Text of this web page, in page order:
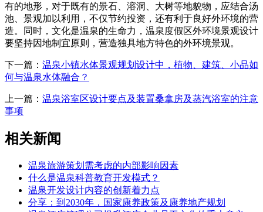
有的地形，对于既有的景石、溶洞、大树等地貌物，应结合汤
池、景观加以利用，不仅节约投资，还有利于良好外环境的营
造。同时，文化是温泉的生命力，温泉度假区外环境景观设计
要坚持因地制宜原则，营造独具地方特色的外环境景观。
下一篇： 温泉小镇水体景观规划设计中，植物、建筑、小品如
何与温泉水体融合？
上一篇： 温泉浴室区设计要点及装置桑拿房及蒸汽浴室的注意
事项
相关新闻
温泉旅游策划需考虑的内部影响因素
什么是温泉科普教育开发模式？
温泉开发设计内容的创新着力点
分享：到2030年，国家康养政策及康养地产规划